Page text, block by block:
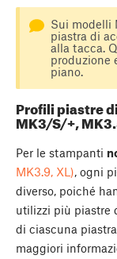
Sui modelli
piastra di
alla tacca.
produzione
piano.
Profili piastre
MK3/S/+,
Per le stampanti
MK3.9, XL), ogni
diverso, poiché
utilizzi più piastre
di ciascuna
maggiori